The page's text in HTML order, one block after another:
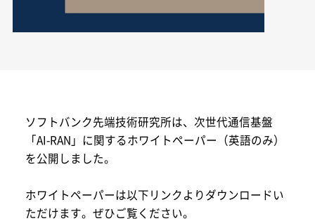
ソフトバンク先端技術研究所は、次世代通信基盤
「AI-RAN」に関するホワイトペーパー（英語のみ）
を公開しました。
ホワイトペーパーは以下リンクよりダウンロードい
ただけます。ぜひご覧ください。